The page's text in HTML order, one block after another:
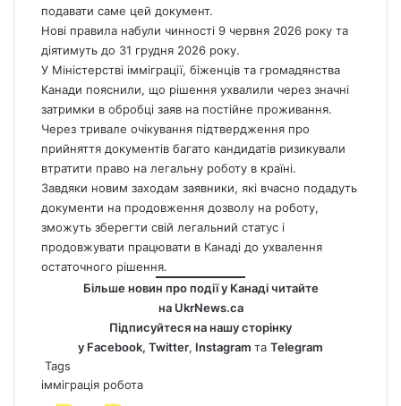
подавати саме цей документ.
Нові правила набули чинності 9 червня 2026 року та
діятимуть до 31 грудня 2026 року.
У Міністерстві імміграції, біженців та громадянства
Канади пояснили, що рішення ухвалили через значні
затримки в обробці заяв на постійне проживання.
Через тривале очікування підтвердження про
прийняття документів багато кандидатів ризикували
втратити право на легальну роботу в країні.
Завдяки новим заходам заявники, які вчасно подадуть
документи на продовження дозволу на роботу,
зможуть зберегти свій легальний статус і
продовжувати працювати в Канаді до ухвалення
остаточного рішення.
Більше новин про події у Канаді читайте
на UkrNews.ca
Підписуйтеся на нашу сторінку
у Facebook, Twitter, Instagram та Telegram
Tags
імміграція робота